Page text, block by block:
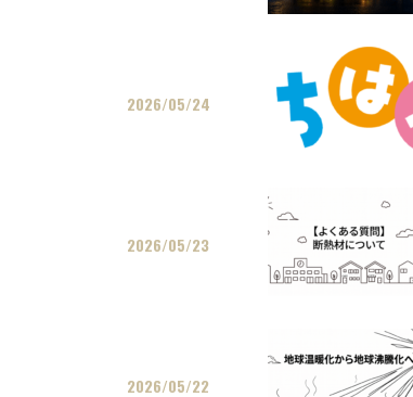
2026/05/24
2026/05/23
2026/05/22